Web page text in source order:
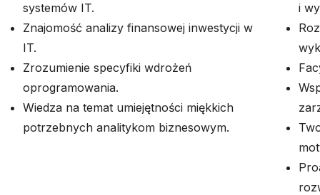
systemów IT.
Znajomość analizy finansowej inwestycji w
IT.
Zrozumienie specyfiki wdrożeń
oprogramowania.
Wiedza na temat umiejętności miękkich
potrzebnych analitykom biznesowym.
i